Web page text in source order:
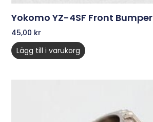
Yokomo YZ-4SF Front Bumper
45,00 kr
Lägg till i varukorg